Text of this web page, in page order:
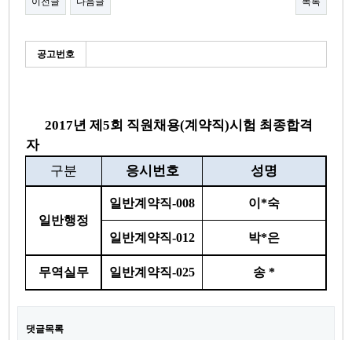
본문
부
공고번호
2017년 제5회 직원채용(계약직)시험 최종합격
자
구분
응시번호 성명
일반행정
일반계약직-008 이*숙
일반계약직-012 박*은
무역실무 일반계약직-025 송 *
댓글목록